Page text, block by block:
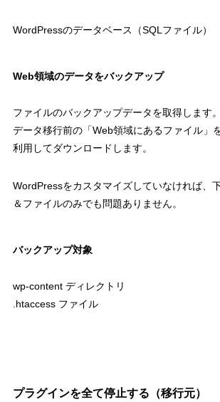
WordPressのデータベース（SQLファイル）
Web領域のデータをバックアップ
ファイルのバックアップデータを取得します。
データ移行前の「Web領域にあるファイル」
利用してダウンロードします。
WordPressをカスタマイズしていなければ、
＆ファイルのみでも問題ありません。
バックアップ対象
wp-content ディレクトリ
.htaccess ファイル
プラグインを全て停止する（移行元）